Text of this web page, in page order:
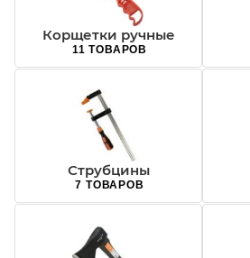
Корщетки ручные
11 ТОВАРОВ
Струбцины
7 ТОВАРОВ